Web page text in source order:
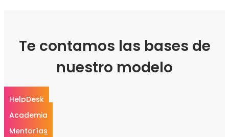
Te contamos las bases de
nuestro modelo
HelpDesk
Academia
Mentorías